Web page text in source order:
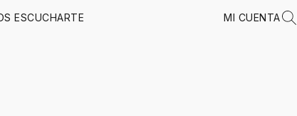
ESCUCHARTE MI CUENTA